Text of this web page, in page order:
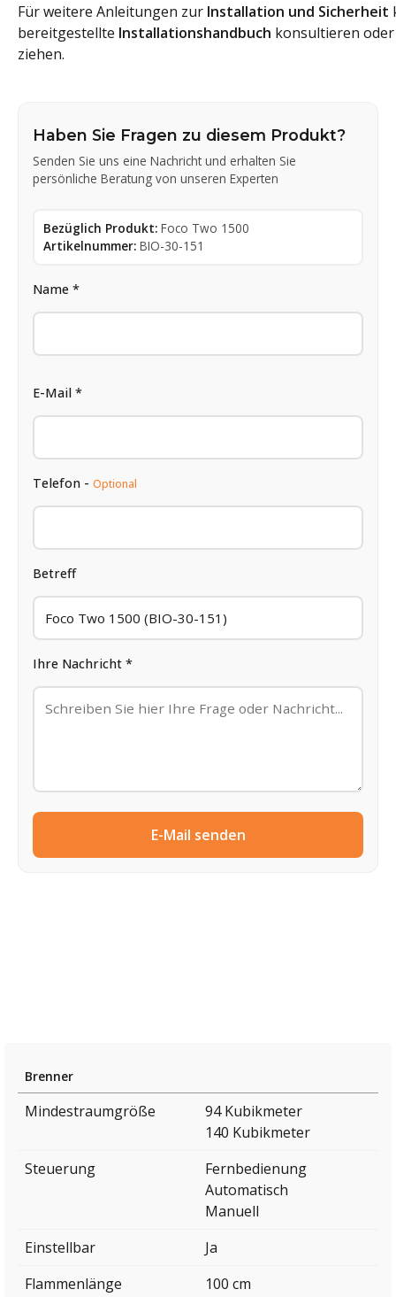
Für weitere Anleitungen zur Installation und Sicherheit
bereitgestellte Installationshandbuch konsultieren oder
ziehen.
Haben Sie Fragen zu diesem Produkt?
Senden Sie uns eine Nachricht und erhalten Sie
persönliche Beratung von unseren Experten
Bezüglich Produkt: Foco Two 1500
Artikelnummer: BIO-30-151
Name *
E-Mail *
Telefon - Optional
Betreff
Ihre Nachricht *
E-Mail senden
Brenner
Mindestraumgröße
94 Kubikmeter
140 Kubikmeter
Steuerung
Fernbedienung
Automatisch
Manuell
Einstellbar
Ja
Flammenlänge
100 cm